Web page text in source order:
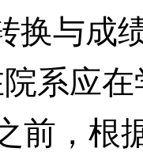
换与成
院系应
前，根